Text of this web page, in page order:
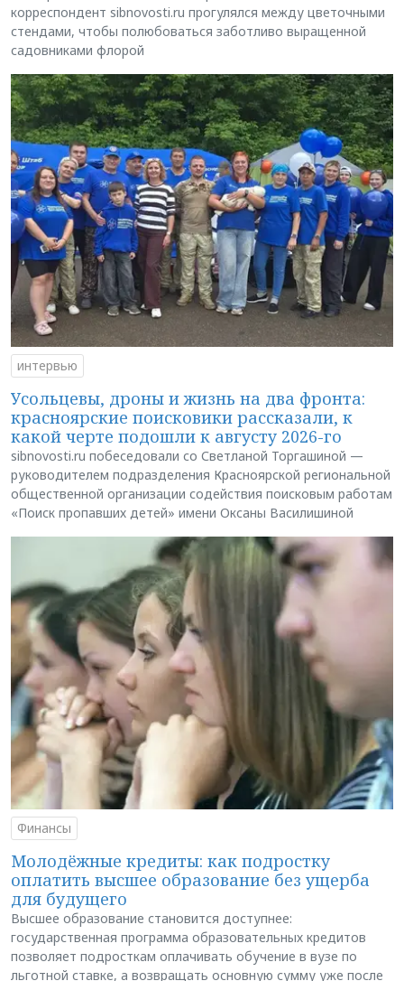
корреспондент sibnovosti.ru прогулялся между цветочными
стендами, чтобы полюбоваться заботливо выращенной
садовниками флорой
интервью
Усольцевы, дроны и жизнь на два фронта:
красноярские поисковики рассказали, к
какой черте подошли к августу 2026-го
sibnovosti.ru побеседовали со Светланой Торгашиной —
руководителем подразделения Красноярской региональной
общественной организации содействия поисковым работам
«Поиск пропавших детей» имени Оксаны Василишиной
Финансы
Молодёжные кредиты: как подростку
оплатить высшее образование без ущерба
для будущего
Высшее образование становится доступнее:
государственная программа образовательных кредитов
позволяет подросткам оплачивать обучение в вузе по
льготной ставке, а возвращать основную сумму уже после